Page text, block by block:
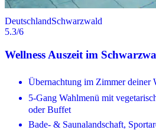
DeutschlandSchwarzwald
5.3/6
Wellness Auszeit im
Übernachtung im Zimmer deiner
5-Gang Wahlmenü mit
oder Buffet
Bade- & Saunalandschaft,